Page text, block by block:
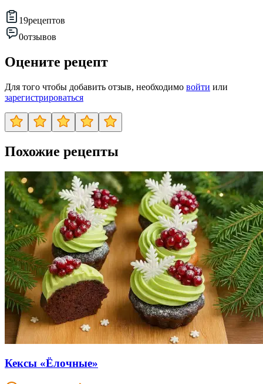
19рецептов
0отзывов
Оцените рецепт
Для того чтобы добавить отзыв, необходимо войти или
зарегистрироваться
Похожие рецепты
Кексы «Ёлочные»